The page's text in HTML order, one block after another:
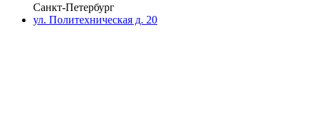
Санкт-Петербург
ул. Политехническая д. 20